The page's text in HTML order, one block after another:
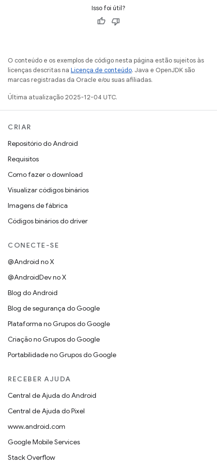
Isso foi útil?
O conteúdo e os exemplos de código nesta página estão sujeitos às
licenças descritas na Licença de conteúdo. Java e OpenJDK são
marcas registradas da Oracle e/ou suas afiliadas.
Última atualização 2025-12-04 UTC.
CRIAR
Repositório do Android
Requisitos
Como fazer o download
Visualizar códigos binários
Imagens de fábrica
Códigos binários do driver
CONECTE-SE
@Android no X
@AndroidDev no X
Blog do Android
Blog de segurança do Google
Plataforma no Grupos do Google
Criação no Grupos do Google
Portabilidade no Grupos do Google
RECEBER AJUDA
Central de Ajuda do Android
Central de Ajuda do Pixel
www.android.com
Google Mobile Services
Stack Overflow